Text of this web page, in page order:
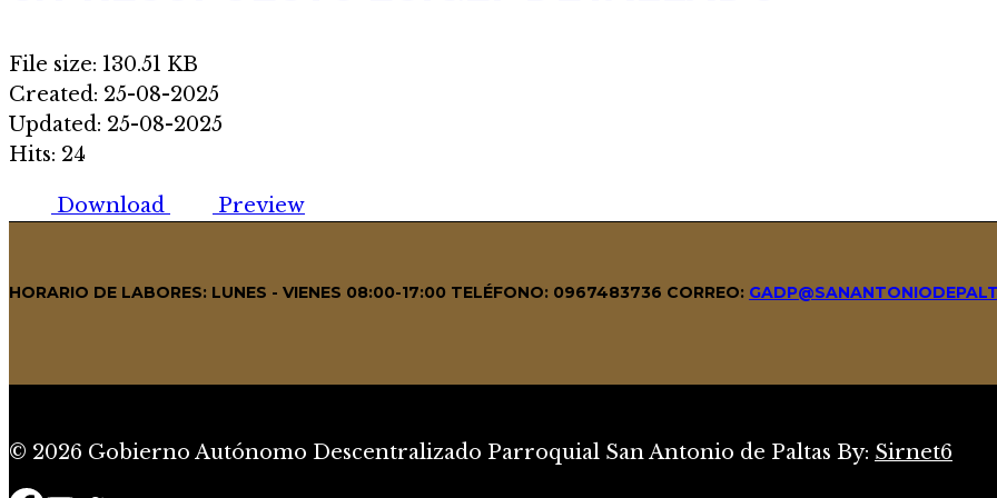
File size: 130.51 KB
Created: 25-08-2025
Updated: 25-08-2025
Hits: 24
Download Preview
HORARIO DE LABORES: LUNES - VIENES 08:00-17:00 TELÉFONO: 0967483736 CORREO:
© 2026 Gobierno Autónomo Descentralizado Parroquial San Antonio de Paltas By: Sirnet6